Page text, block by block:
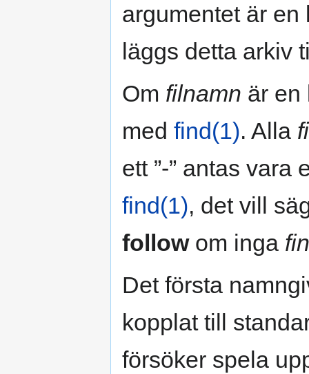
argumentet är
läggs detta arkiv
Om filnamn är en
med find(1). Alla
ett ”-” antas
find(1), det vill
followom inga
Det första
kopplat till
försöker spela